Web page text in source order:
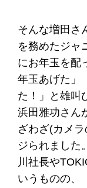
そんな増田さ
を務めたジャ
にお年玉を配
年玉あげた」
た！」と雄叫
浜田雅功さん
ざわざ(カメ
ジられました
川社長や
いうものの、